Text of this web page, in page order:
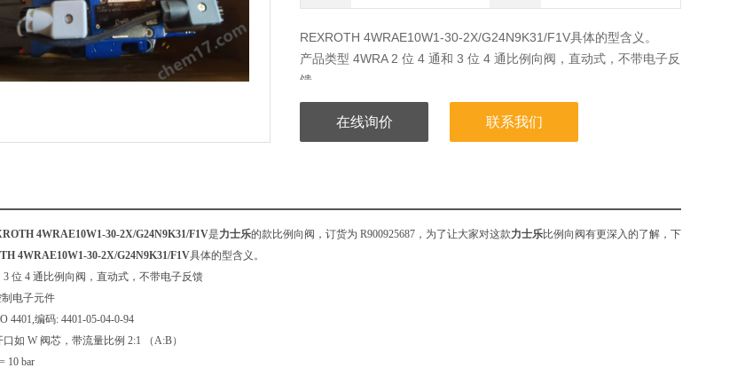
REXROTH 4WRAE10W1-30-2X/G24N9K31/F1V具体的型含义。
产品类型 4WRA 2 位 4 通和 3 位 4 通比例向阀，直动式，不带电子反
馈
控制电子元件 E 带内装式控制电子元件
通径 10 通径 10接口，按 ISO 4401,编码: 4401-05-04-0-94
在线询价 联系我们
4WRAE10W1-30-2X/G24N9K31/F1V是力士乐的款比例向阀，订货为 R900925687，为了让大家对这款力士乐比例向阀有更深入的了解，下
4WRAE10W1-30-2X/G24N9K31/F1V具体的型含义。
位 4 通比例向阀，直动式，不带电子反馈
电子元件
4401,编码: 4401-05-04-0-94
如 W 阀芯，带流量比例 2:1 （A:B）
10 bar